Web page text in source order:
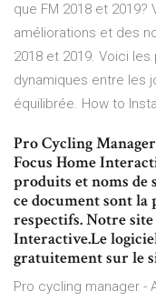
que FM 2018 et
améliorations et des
2018 et 2019. Voici
dynamiques entre les
équilibrée. How to
Pro Cycling
Focus Home
produits et noms de
ce document sont
respectifs. Notre site
Interactive.Le
gratuitement sur le
Pro cycling manager -